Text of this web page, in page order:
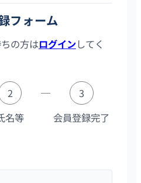
フォーム
の方はログインしてく
2
名等
3
会員登録完了